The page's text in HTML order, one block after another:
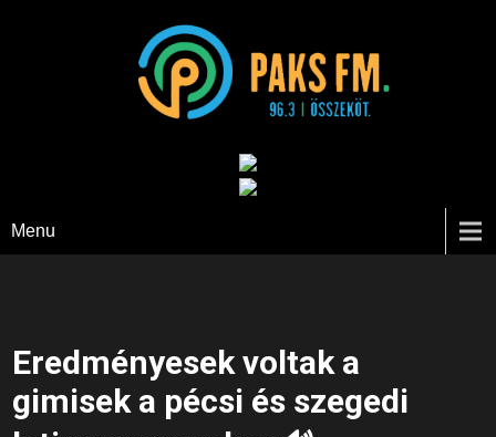
Menu
Eredményesek voltak a
gimisek a pécsi és szegedi